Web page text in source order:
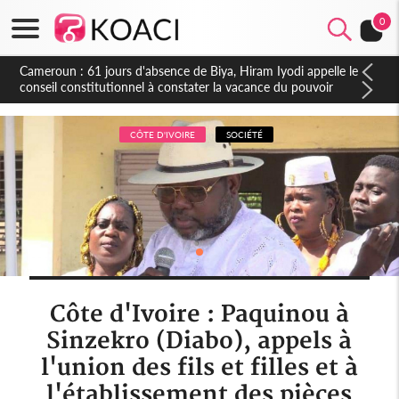
0
Côte d'Ivoire : Fin de la pagaille au PDCI-RDA, Lessiehi bannit
les mouvements sauvages
CÔTE D'IVOIRE SOCIÉTÉ
Côte d'Ivoire : Paquinou à
Sinzekro (Diabo), appels à
l'union des fils et filles et à